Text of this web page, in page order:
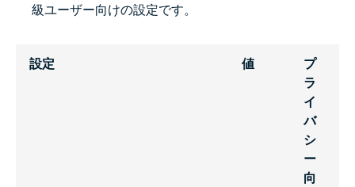
級ユーザー向けの設定です。
設定 値
プ
ラ
イ
バ
シ
ー
向